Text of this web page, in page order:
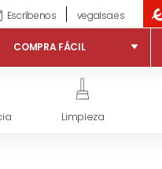
Escríbenos vegalsa.es
COMPRA FÁCIL
Limpieza